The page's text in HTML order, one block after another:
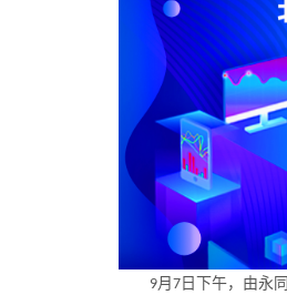
9月 7 日下午，由永